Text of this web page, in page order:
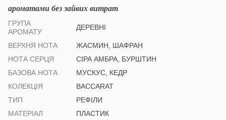
ароматами без зайвих витрат
ГРУПА
АРОМАТУ
ДЕРЕВНІ
ВЕРХНЯ НОТА
ЖАСМИН, ШАФРАН
НОТА СЕРЦЯ
СІРА АМБРА, БУРШТИН
БАЗОВА НОТА
МУСКУС, КЕДР
КОЛЕКЦІЯ
BACCARAT
ТИП
РЕФІЛИ
МАТЕРІАЛ
ПЛАСТИК